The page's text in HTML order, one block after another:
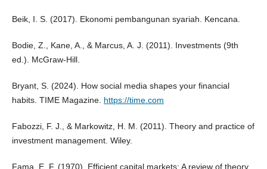
Beik, I. S. (2017). Ekonomi pembangunan syariah. Kencana.
Bodie, Z., Kane, A., & Marcus, A. J. (2011). Investments (9th
ed.). McGraw-Hill.
Bryant, S. (2024). How social media shapes your financial
habits. TIME Magazine. https://time.com
Fabozzi, F. J., & Markowitz, H. M. (2011). Theory and practice of
investment management. Wiley.
Fama, E. F. (1970). Efficient capital markets: A review of theory